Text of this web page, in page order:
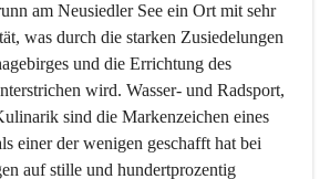
am Neusiedler See ein Ort mit sehr
was durch die starken Zusiedelungen
und die Errichtung des
wird. Wasser- und Radsport,
sind die Markenzeichen eines
einer der wenigen geschafft hat bei
auf stille und hundertprozentig